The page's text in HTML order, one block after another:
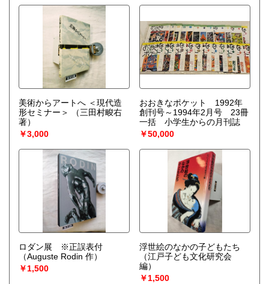
美術からアートへ ＜現代造
形セミナー＞
（三田村畯右
著）
￥3,000
おおきなポケット 1992年
創刊号～1994年2月号 23冊
一括 小学生からの月刊誌
￥50,000
ロダン展 ※正誤表付
（Auguste Rodin 作）
￥1,500
浮世絵のなかの子どもたち
（江戸子ども文化研究会
編）
￥1,500